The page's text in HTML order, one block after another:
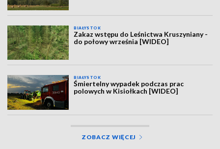
BIAŁYSTOK
Zakaz wstępu do Leśnictwa Kruszyniany -
do połowy września [WIDEO]
BIAŁYSTOK
Śmiertelny wypadek podczas prac
polowych w Kisiołkach [WIDEO]
ZOBACZ WIĘCEJ